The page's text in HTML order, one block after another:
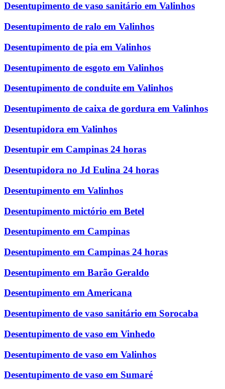
Desentupimento de vaso sanitário em Valinhos
Desentupimento de ralo em Valinhos
Desentupimento de pia em Valinhos
Desentupimento de esgoto em Valinhos
Desentupimento de conduite em Valinhos
Desentupimento de caixa de gordura em Valinhos
Desentupidora em Valinhos
Desentupir em Campinas 24 horas
Desentupidora no Jd Eulina 24 horas
Desentupimento em Valinhos
Desentupimento mictório em Betel
Desentupimento em Campinas
Desentupimento em Campinas 24 horas
Desentupimento em Barão Geraldo
Desentupimento em Americana
Desentupimento de vaso sanitário em Sorocaba
Desentupimento de vaso em Vinhedo
Desentupimento de vaso em Valinhos
Desentupimento de vaso em Sumaré